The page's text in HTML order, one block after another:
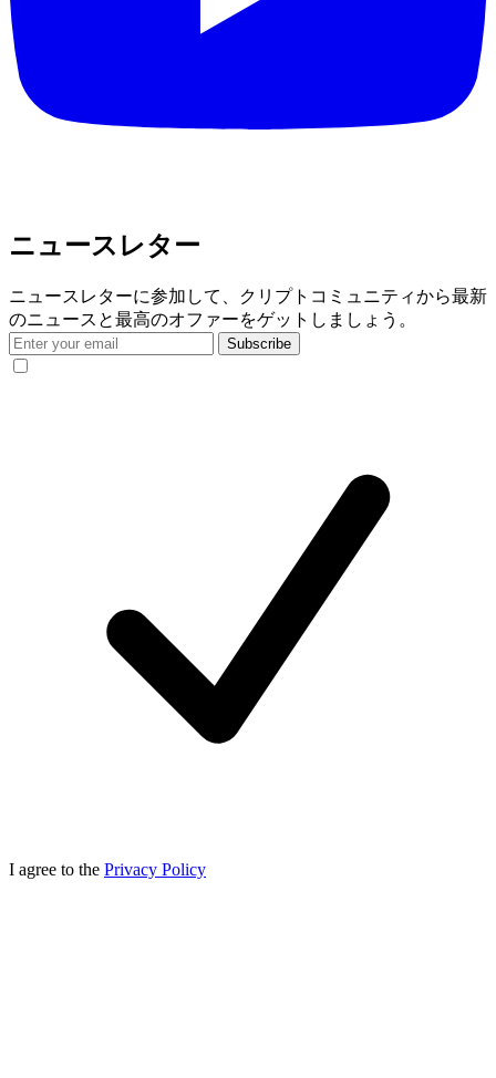
ニュースレター
ニュースレターに参加して、クリプトコミュニティから最新
のニュースと最高のオファーをゲットしましょう。
Subscribe
I agree to the Privacy Policy